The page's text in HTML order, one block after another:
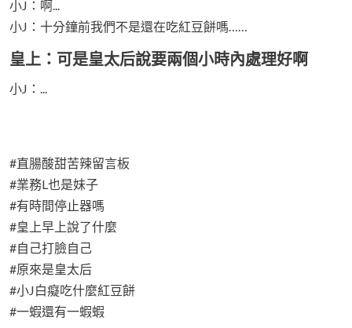
小J：啊...
小J：十分鐘前我們不是還在吃紅豆餅嗎……
皇上：可是皇太后說要兩個小時內處理好啊
小J：...
#直腸酸甜苦辣留言板
#業務L也是妹子
#有時間停止器嗎
#皇上早上說了什麼
#自己打臉自己
#原來是皇太后
#小J白癡吃什麼紅豆餅
#一蝦還有一蝦蝦